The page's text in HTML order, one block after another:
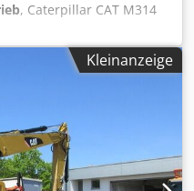
, Caterpillar CAT M314
2.617 Betriebsstunden
M314 Mobilbagger in
einsatzbereiten Zustand.
2.617 *
*
in gutem Zustand *
Dieselmotor Die
und befindet sich
in einem sehr guten
Kleinanzeige